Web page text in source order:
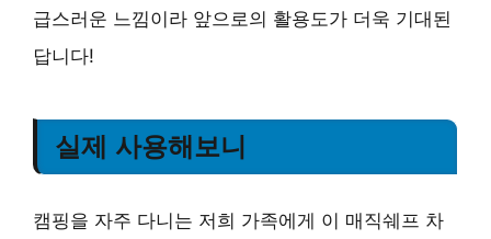
급스러운 느낌이라 앞으로의 활용도가 더욱 기대된
답니다!
실제 사용해보니
캠핑을 자주 다니는 저희 가족에게 이 매직쉐프 차